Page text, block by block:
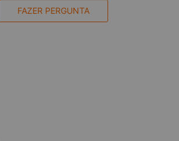
FAZER PERGUNTA